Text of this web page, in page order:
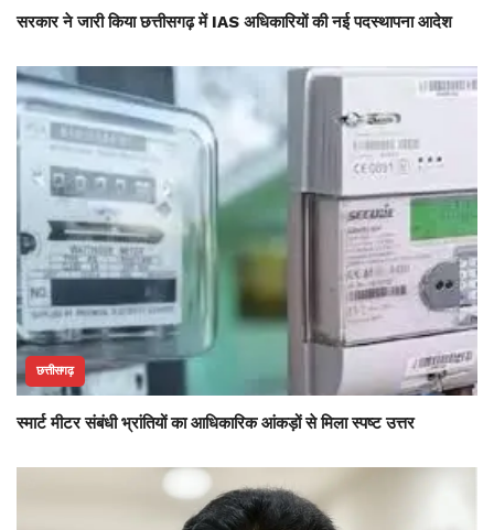
सरकार ने जारी किया छत्तीसगढ़ में IAS अधिकारियों की नई पदस्थापना आदेश
छत्तीसगढ़
स्मार्ट मीटर संबंधी भ्रांतियों का आधिकारिक आंकड़ों से मिला स्पष्ट उत्तर